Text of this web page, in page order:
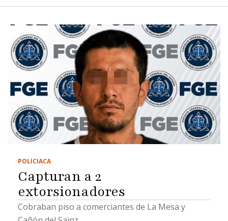
POLICIACA
Capturan a 2
extorsionadores
Cobraban piso a comerciantes de La Mesa y